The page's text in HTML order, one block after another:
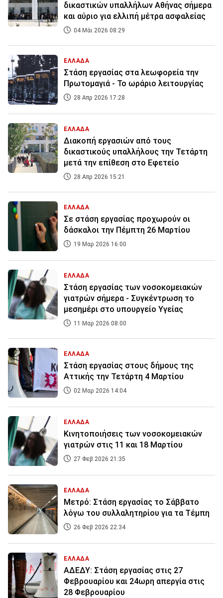
δικαστικών υπαλλήλων Αθήνας σήμερα
και αύριο για ελλιπή μέτρα ασφαλείας
04 Μάι 2026 08:29
ΕΛΛΑΔΑ
Στάση εργασίας στα λεωφορεία την
Πρωτομαγιά - Το ωράριο λειτουργίας
28 Απρ 2026 17:28
ΕΛΛΑΔΑ
Διακοπή εργασιών από τους
δικαστικούς υπαλλήλους την Τετάρτη
μετά την επίθεση στο Εφετείο
28 Απρ 2026 15:21
ΕΛΛΑΔΑ
Σε στάση εργασίας προχωρούν οι
δάσκαλοι την Πέμπτη 26 Μαρτίου
19 Μαρ 2026 16:00
ΕΛΛΑΔΑ
Στάση εργασίας των νοσοκομειακών
γιατρών σήμερα - Συγκέντρωση το
μεσημέρι στο υπουργείο Υγείας
11 Μαρ 2026 08:00
ΕΛΛΑΔΑ
Στάση εργασίας στους δήμους της
Αττικής την Τετάρτη 4 Μαρτίου
02 Μαρ 2026 14:04
ΕΛΛΑΔΑ
Κινητοποιήσεις των νοσοκομειακών
γιατρών στις 11 και 18 Μαρτίου
27 Φεβ 2026 21:35
ΕΛΛΑΔΑ
Μετρό: Στάση εργασίας το Σάββατο
λόγω του συλλαλητηρίου για τα Τέμπη
26 Φεβ 2026 22:34
ΕΛΛΑΔΑ
ΑΔΕΔΥ: Στάση εργασίας στις 27
Φεβρουαρίου και 24ωρη απεργία στις
28 Φεβρουαρίου